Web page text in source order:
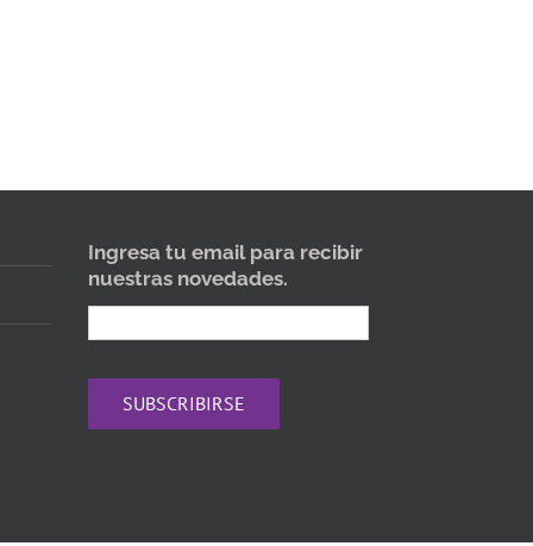
Ingresa tu email para recibir
nuestras novedades.